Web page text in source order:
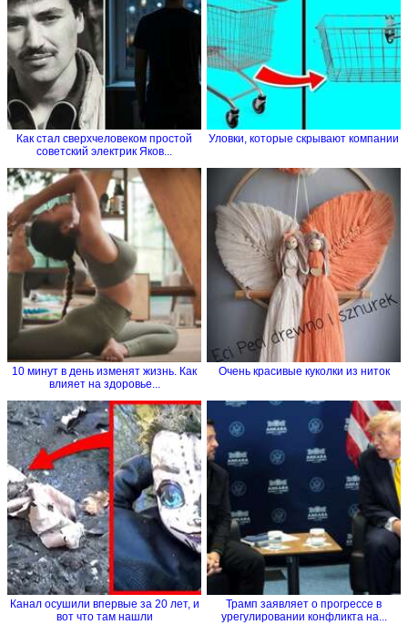
Как стал сверхчеловеком простой
советский электрик Яков...
Уловки, которые скрывают компании
10 минут в день изменят жизнь. Как
влияет на здоровье...
Очень красивые куколки из ниток
Канал осушили впервые за 20 лет, и
вот что там нашли
Трамп заявляет о прогрессе в
урегулировании конфликта на...